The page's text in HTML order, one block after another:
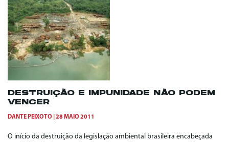
DESTRUIÇÃO E IMPUNIDADE NÃO PODEM
VENCER
DANTE PEIXOTO 28 MAIO 2011
O início da destruição da legislação ambiental brasileira encabeçada